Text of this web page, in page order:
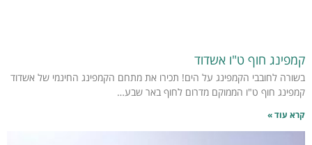
קמפינג חוף ט"ו אשדוד
בשורה לחובבי הקמפינג על הים! תכירו את מתחם הקמפינג החינמי של אשדוד
קמפינג חוף ט"ו הממוקם מדרום לחוף באר שבע…
קרא עוד »